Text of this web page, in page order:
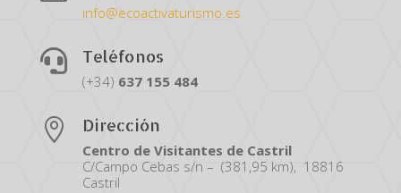
info@ecoactivaturismo.es
 Teléfonos
(+34) 637 155 484
 Dirección
Centro de Visitantes de Castril
C/Campo Cebas s/n – (381,95 km), 18816
Castril